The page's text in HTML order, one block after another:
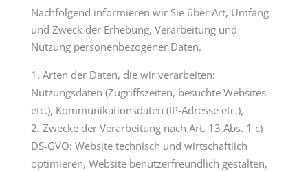
Nachfolgend informieren wir Sie über Art, Umfang
und Zweck der Erhebung, Verarbeitung und
Nutzung personenbezogener Daten.
Arten der Daten, die wir verarbeiten:
Nutzungsdaten (Zugriffszeiten, besuchte Websites
etc.), Kommunikationsdaten (IP-Adresse etc.),
Zwecke der Verarbeitung nach Art. 13 Abs. 1 c)
DS-GVO: Website technisch und wirtschaftlich
optimieren, Website benutzerfreundlich gestalten,